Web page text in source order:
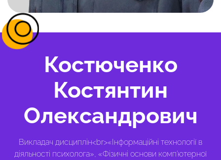
Костюченко
Костянтин
Олександрович
Викладач дисциплін<br>«Інформаційні технології в
діяльності психолога», «Фізичні основи комп’ютерної